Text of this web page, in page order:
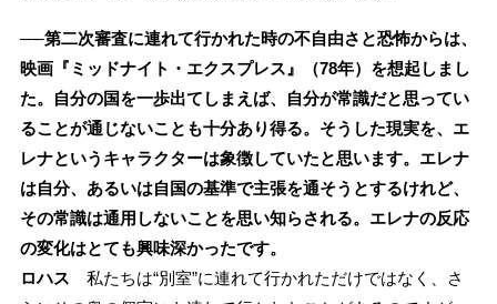
──第二次審査に連れて行かれた時の不自由さと恐怖からは、
映画『ミッドナイト・エクスプレス』（78年）を想起しまし
た。自分の国を一歩出てしまえば、自分が常識だと思ってい
ることが通じないことも十分あり得る。そうした現実を、エ
レナというキャラクターは象徴していたと思います。エレナ
は自分、あるいは自国の基準で主張を通そうとするけれど、
その常識は通用しないことを思い知らされる。エレナの反応
の変化はとても興味深かったです。
ロハス 私たちは“別室”に連れて行かれただけではなく、さ